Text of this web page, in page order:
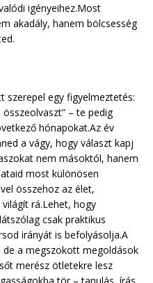
igényeihez.Most
akadály, hanem bölcsesség
egy figyelmeztetés:
– te pedig
hónapokat.Az év
a vágy, hogy választ kapj
nem másoktól, hanem
most különösen
összehoz az élet,
rá.Lehet, hogy
csak praktikus
irányát is befolyásolja.A
a megszokott megoldások
merész ötletekre lesz